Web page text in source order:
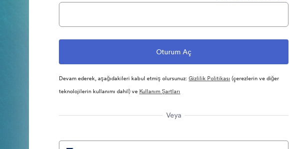
Devam ederek, aşağıdakileri kabul etmiş olursunuz:Gizlilik Politikası (çerezlerin ve diğer
teknolojilerin kullanımı dahil) ve Kullanım Şartları
Veya